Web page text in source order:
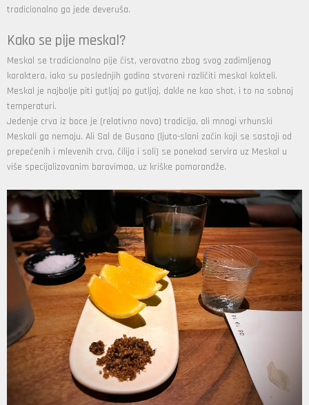
tradicionalno ga jede deveruša.
Kako se pije meskal?
Meskal se tradicionalno pije čist, verovatno zbog svog zadimljenog
karaktera, iako su poslednjih godina stvoreni različiti meskal kokteli.
Meskal je najbolje piti gutljaj po gutljaj, dakle ne kao shot, i to na sobnoj
temperaturi.
Jedenje crva iz boce je (relativno nova) tradicija, ali mnogi vrhunski
Meskali ga nemaju. Ali Sal de Gusano (ljuto-slani začin koji se sastoji od
prepečenih i mlevenih crva, čilija i soli) se ponekad servira uz Meskal u
više specijalizovanim barovimaa, uz kriške pomorandže.